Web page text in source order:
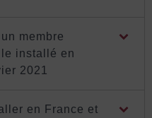
membre
installé en
2021
en France et